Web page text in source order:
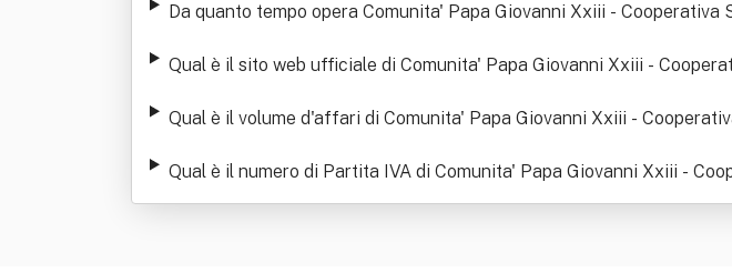
Da quanto tempo opera Comunita' Papa Giovanni Xxiii - Cooperativa
Qual è il sito web ufficiale di Comunita' Papa Giovanni Xxiii -
Qual è il volume d'affari di Comunita' Papa Giovanni Xxiii -
Qual è il numero di Partita IVA di Comunita' Papa Giovanni Xxiii -